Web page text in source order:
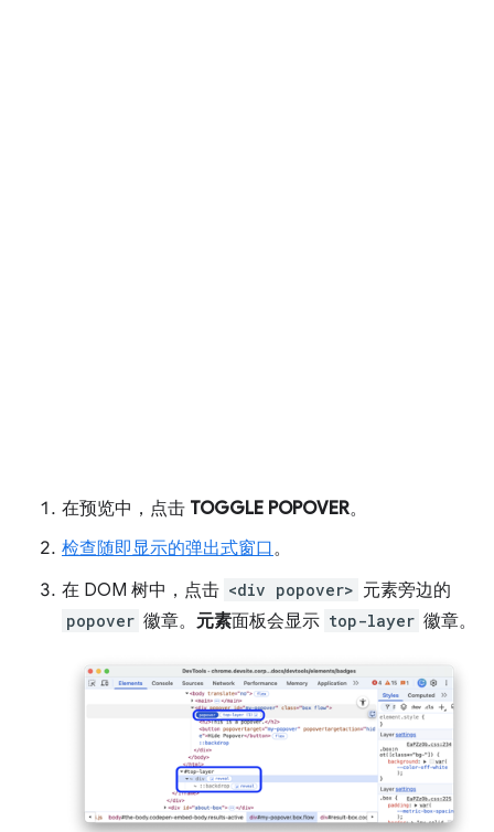
在预览中，点击 TOGGLE POPOVER。
检查随即显示的弹出式窗口。
在 DOM 树中，点击 <div popover> 元素旁边的
popover 徽章。 元素面板会显示 top-layer 徽章。